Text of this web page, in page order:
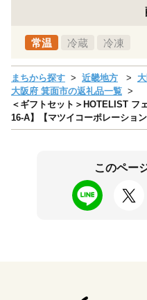
常温 冷蔵 冷凍
まちから探す 近畿地方
大阪府 箕面市の返礼品一覧
＜ギフトセット＞HOTELIST フ
16-A】【マツイコーポレーション
このペー